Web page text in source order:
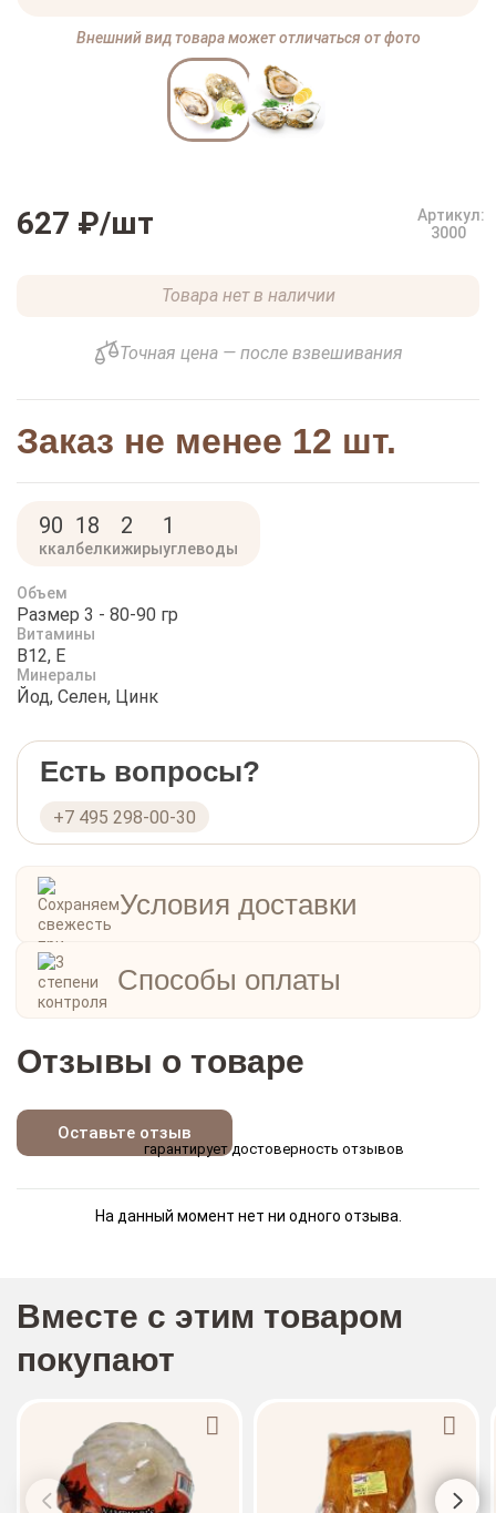
Внешний вид товара может отличаться от фото
627 ₽/шт
Артикул:
3000
Товара нет в наличии
Точная цена — после взвешивания
Заказ не менее 12 шт.
90
ккал
18
белки
2
жиры
1
углеводы
Объем
Размер 3 - 80-90 гр
Витамины
B12, E
Минералы
Йод, Селен, Цинк
Есть вопросы?
+7 495 298-00-30
Условия доставки
Способы оплаты
Отзывы о товаре
Оставьте отзыв
гарантирует достоверность отзывов
На данный момент нет ни одного отзыва.
Вместе с этим товаром
покупают